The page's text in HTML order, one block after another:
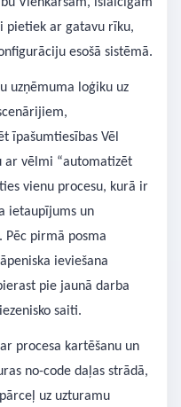
pietiek ar gatavu rīku,
esošā sistēmā.
uzņēmuma loģiku uz
īpašumtiesības Vēl
ar vēlmi “automatizēt
vienu procesu, kurā ir
ietaupījums un
pirmā posma
ieviešana
pie jaunā darba
saiti.
procesa kartēšanu un
no-code daļas strādā,
uz uzturamu